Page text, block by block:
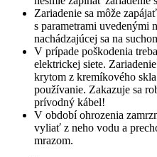
Zariadenie sa môže
s parametrami uvedenými
nachádzajúcej sa na
V prípade poškodenia
elektrickej siete.
krytom z kremíkového
používanie. Zakazuje sa
prívodný kábel!
V období ohrozenia
vyliať z neho vodu a
mrazom.